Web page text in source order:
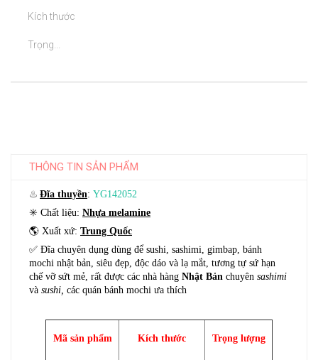
THÔNG TIN SẢN PHẨM
♨️ Đĩa thuyền: YG142052
✳️ Chất liệu: Nhựa melamine
🌎 Xuất xứ: Trung Quốc
✅ Đĩa chuyên dụng dùng để sushi, sashimi, gimbap, bánh
mochi nhật bản, siêu đẹp, độc dáo và lạ mắt, tương tự sứ hạn
chế vỡ sứt mẻ, rất được các nhà hàng Nhật Bản chuyên sashimi
và sushi, các quán bánh mochi ưa thích
Mã sản phẩm Kích thước Trọng lượng